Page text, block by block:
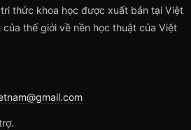
thức khoa học được xuất bản tại Việt
thế giới về nền học thuật của Việt